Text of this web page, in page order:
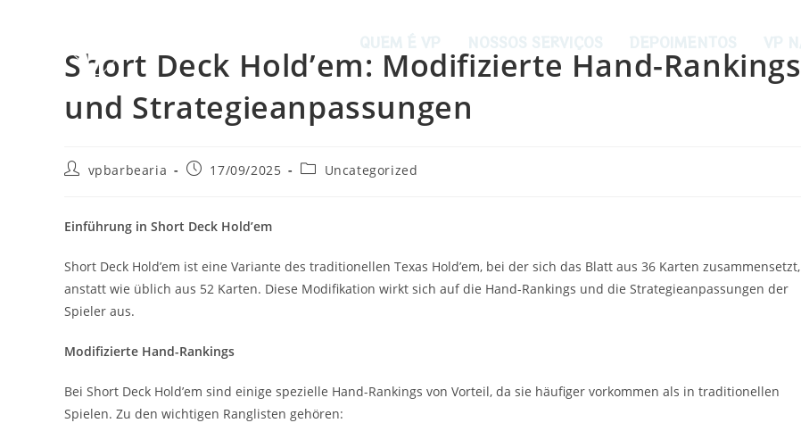
Short Deck Hold’em: Modifizierte Hand-Rankings
und Strategieanpassungen
vpbarbearia 17/09/2025 Uncategorized
Einführung in Short Deck Hold’em
Short Deck Hold’em ist eine Variante des traditionellen Texas Hold’em, bei der sich das Blatt aus 36 Karten zusammensetzt,
anstatt wie üblich aus 52 Karten. Diese Modifikation wirkt sich auf die Hand-Rankings und die Strategieanpassungen der
Spieler aus.
Modifizierte Hand-Rankings
Bei Short Deck Hold’em sind einige spezielle Hand-Rankings von Vorteil, da sie häufiger vorkommen als in traditionellen
Spielen. Zu den wichtigen Ranglisten gehören: